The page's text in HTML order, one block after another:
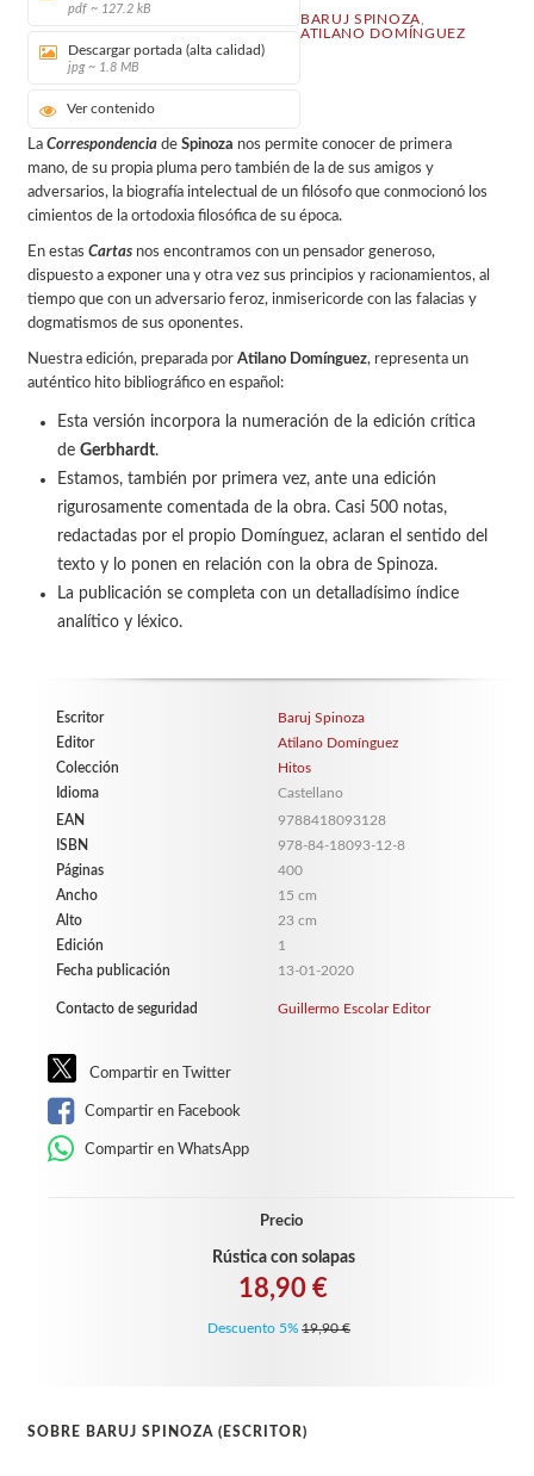
pdf ~ 127.2 kB
Descargar portada (alta calidad)
jpg ~ 1.8 MB
Ver contenido
BARUJ SPINOZA
ATILANO DOMÍNGUEZ
La Correspondencia de Spinoza nos permite conocer de primera
mano, de su propia pluma pero también de la de sus amigos y
adversarios, la biografía intelectual de un filósofo que conmocionó los
cimientos de la ortodoxia filosófica de su época.
En estas Cartas nos encontramos con un pensador generoso,
dispuesto a exponer una y otra vez sus principios y racionamientos, al
tiempo que con un adversario feroz, inmisericorde con las falacias y
dogmatismos de sus oponentes.
Nuestra edición, preparada por Atilano Domínguez, representa un
auténtico hito bibliográfico en español:
Esta versión incorpora la numeración de la edición crítica
de Gerbhardt.
Estamos, también por primera vez, ante una edición
rigurosamente comentada de la obra. Casi 500 notas,
redactadas por el propio Domínguez, aclaran el sentido del
texto y lo ponen en relación con la obra de Spinoza.
La publicación se completa con un detalladísimo índice
analítico y léxico.
Escritor
Baruj Spinoza
Editor
Atilano Domínguez
Colección
Hitos
Idioma
Castellano
EAN
9788418093128
ISBN
978-84-18093-12-8
Páginas
400
Ancho
15 cm
Alto
23 cm
Edición
1
Fecha publicación
13-01-2020
Contacto de seguridad Guillermo Escolar Editor
Compartir en Twitter
Compartir en Facebook
Compartir en WhatsApp
Precio
Rústica con solapas
18,90 €
Descuento 5% 19,90 €
SOBRE BARUJ SPINOZA (ESCRITOR)